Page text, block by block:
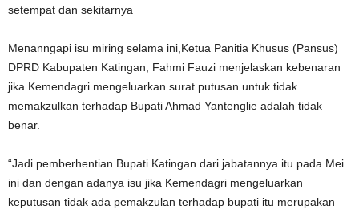
setempat dan sekitarnya
Menanngapi isu miring selama ini,Ketua Panitia Khusus (Pansus)
DPRD Kabupaten Katingan, Fahmi Fauzi menjelaskan kebenaran
jika Kemendagri mengeluarkan surat putusan untuk tidak
memakzulkan terhadap Bupati Ahmad Yantenglie adalah tidak
benar.
“Jadi pemberhentian Bupati Katingan dari jabatannya itu pada Mei
ini dan dengan adanya isu jika Kemendagri mengeluarkan
keputusan tidak ada pemakzulan terhadap bupati itu merupakan